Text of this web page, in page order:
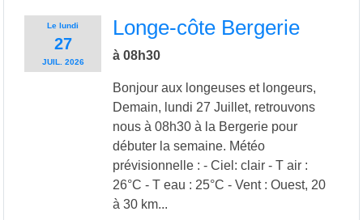
Lelundi
27
JUIL. 2026
Longe-côte Bergerie
à 08h30
Bonjour aux longeuses et longeurs,
Demain, lundi 27 Juillet, retrouvons
nous à 08h30 à la Bergerie pour
débuter la semaine. Météo
prévisionnelle : - Ciel: clair - T air :
26°C - T eau : 25°C - Vent : Ouest, 20
à 30 km...